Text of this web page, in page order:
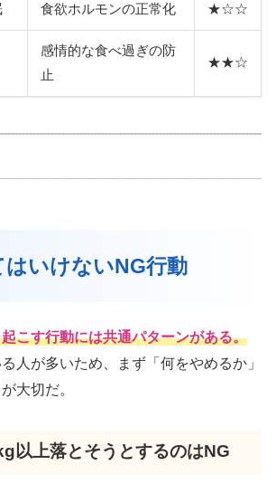
食欲ホルモンの正常化 ★☆☆
感情的な食べ過ぎの防
止
★★☆
はいけないNG行動
こす行動には共通パターンがある。
人が多いため、まず「何をやめるか」
大切だ。
以上落とそうとするのはNG